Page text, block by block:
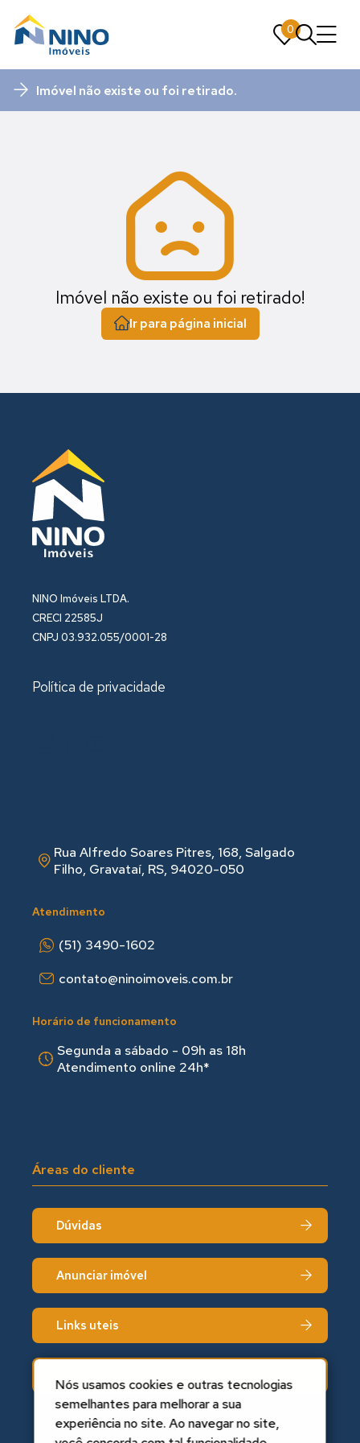
0
0
Imóvel não existe ou foi retirado.
Imóvel não existe ou foi retirado!
Ir para página inicial
NINO Imóveis LTDA.
CRECI 22585J
CNPJ 03.932.055/0001-28
Política de privacidade
Rua Alfredo Soares Pitres, 168, Salgado
Filho, Gravataí, RS, 94020-050
Atendimento
(51) 3490-1602
contato@ninoimoveis.com.br
Horário de funcionamento
Segunda a sábado - 09h as 18hㅤㅤ
Atendimento online 24h*
Áreas do cliente
Dúvidas
Anunciar imóvel
Links uteis
Nós usamos cookies e outras tecnologias
semelhantes para melhorar a sua
experiência no site. Ao navegar no site,